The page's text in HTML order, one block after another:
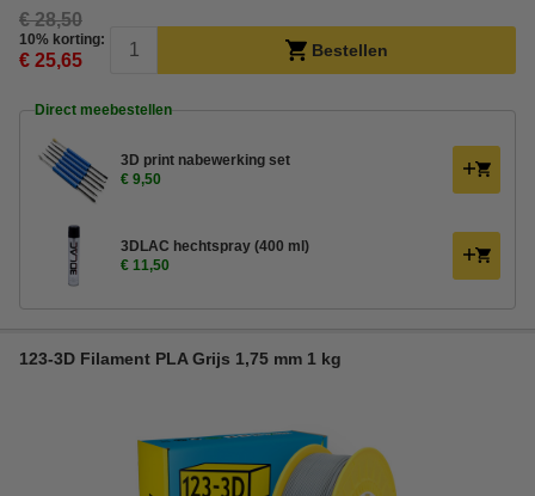
€ 28,50
10% korting:
€ 25,65 Bestellen
Direct meebestellen
3D print nabewerking set
€ 9,50
3DLAC hechtspray (400 ml)
€ 11,50
123-3D Filament PLA Grijs 1,75 mm 1 kg